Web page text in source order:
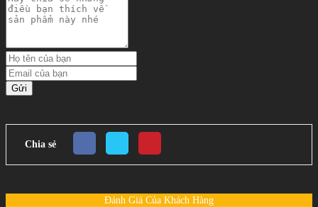
Gửi
Chia sẻ
Đánh Giá Của Khách Hàng